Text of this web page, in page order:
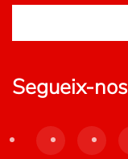
Segueix-nos